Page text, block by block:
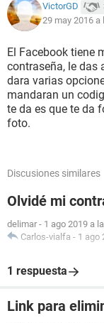
VictorGD
29 may 2016 a
El Facebook tiene
contraseña, le das
dara varias
mandaran un
te da es que te da
foto.
Discusiones similares
Olvidé mi
delimar - 1 ago 2019 a
Carlos-vialfa - 1 ago
1 respuesta
Link para